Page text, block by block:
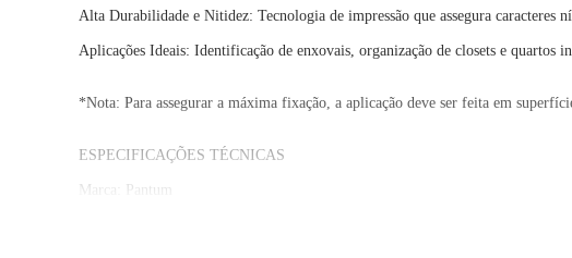
Alta Durabilidade e Nitidez: Tecnologia de impressão que assegura caracteres
Aplicações Ideais: Identificação de enxovais, organização de closets e quartos
*Nota: Para assegurar a máxima fixação, a aplicação deve ser feita em
ESPECIFICAÇÕES TÉCNICAS
Marca: Pantum